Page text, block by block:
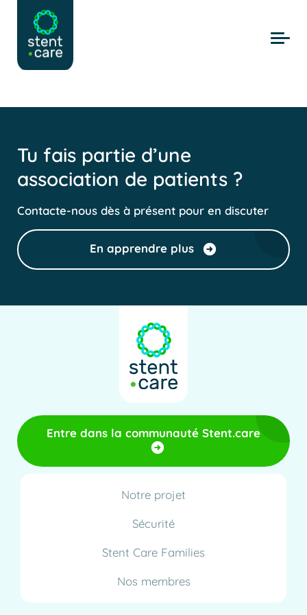
Skip to main content
Tu fais partie d’une
association de patients ?
Contacte-nous dès à présent pour en discuter
En apprendre plus
Entre dans la communauté Stent.care
Notre projet
Sécurité
Stent Care Families
Nos membres